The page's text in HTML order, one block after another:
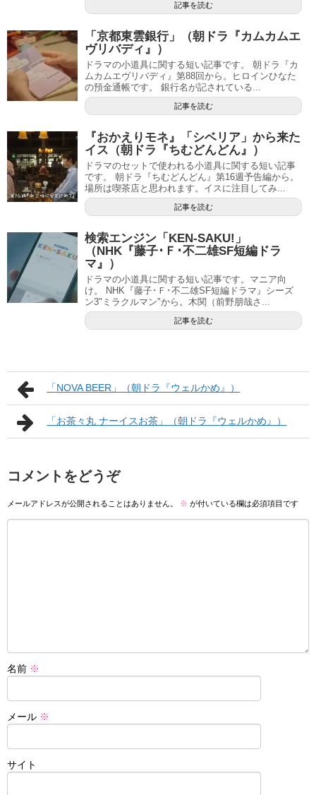
記事を読む
「京都東雲銀行」（朝ドラ『カムカムエ
ヴリバディ』）
ドラマの小道具に関する短い記事です。 朝ドラ『カ
ムカムエヴリバディ』第88回から。ヒロインひなた
の預金通帳です。 銀行名が記されている...
記事を読む
『おかえりモネ』「シベリア」から来た
イス（朝ドラ『ちむどんどん』）
ドラマのセットで使われる小道具に関する短い記事
です。 朝ドラ『ちむどんどん』第16週予告編から。
場所は喫茶店と思われます。イスに注目してみ...
記事を読む
検索エンジン「KEN-SAKU!」
（NHK『藤子･Ｆ･不二雄SF短編ドラ
マ』）
ドラマの小道具に関する短い記事です。マニア向
け。 NHK『藤子･Ｆ･不二雄SF短編ドラマ』シーズ
ン3"ミラクルマン"から。木関（前野朋哉さ...
記事を読む
「NOVA BEER」（朝ドラ『ウェルかめ』）
「お茶々丸 ナーイスお茶」（朝ドラ『ウェルかめ』）
コメントをどうぞ
メールアドレスが公開されることはありません。 ※ が付いている欄は必須項目です
名前 ※
メール ※
サイト